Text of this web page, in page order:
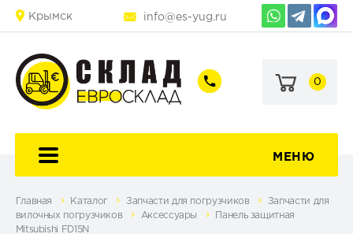
Крымск info@es-yug.ru
+7
60-
+7
69-
0
МЕНЮ
Главная Каталог Запчасти для погрузчиков
Запчасти для
вилочных погрузчиков
Аксессуары
Панель защитная
Mitsubishi FD15N